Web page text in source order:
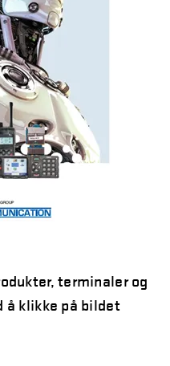
terminaler og
å klikke på bildet